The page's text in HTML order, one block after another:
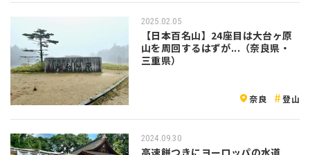
2025.02.05
【日本百名山】24座目は大台ヶ原
山を周回するはずが...（奈良県・
三重県）
奈良 登山
2024.09.30
高速餅つきにヨーロッパの水道